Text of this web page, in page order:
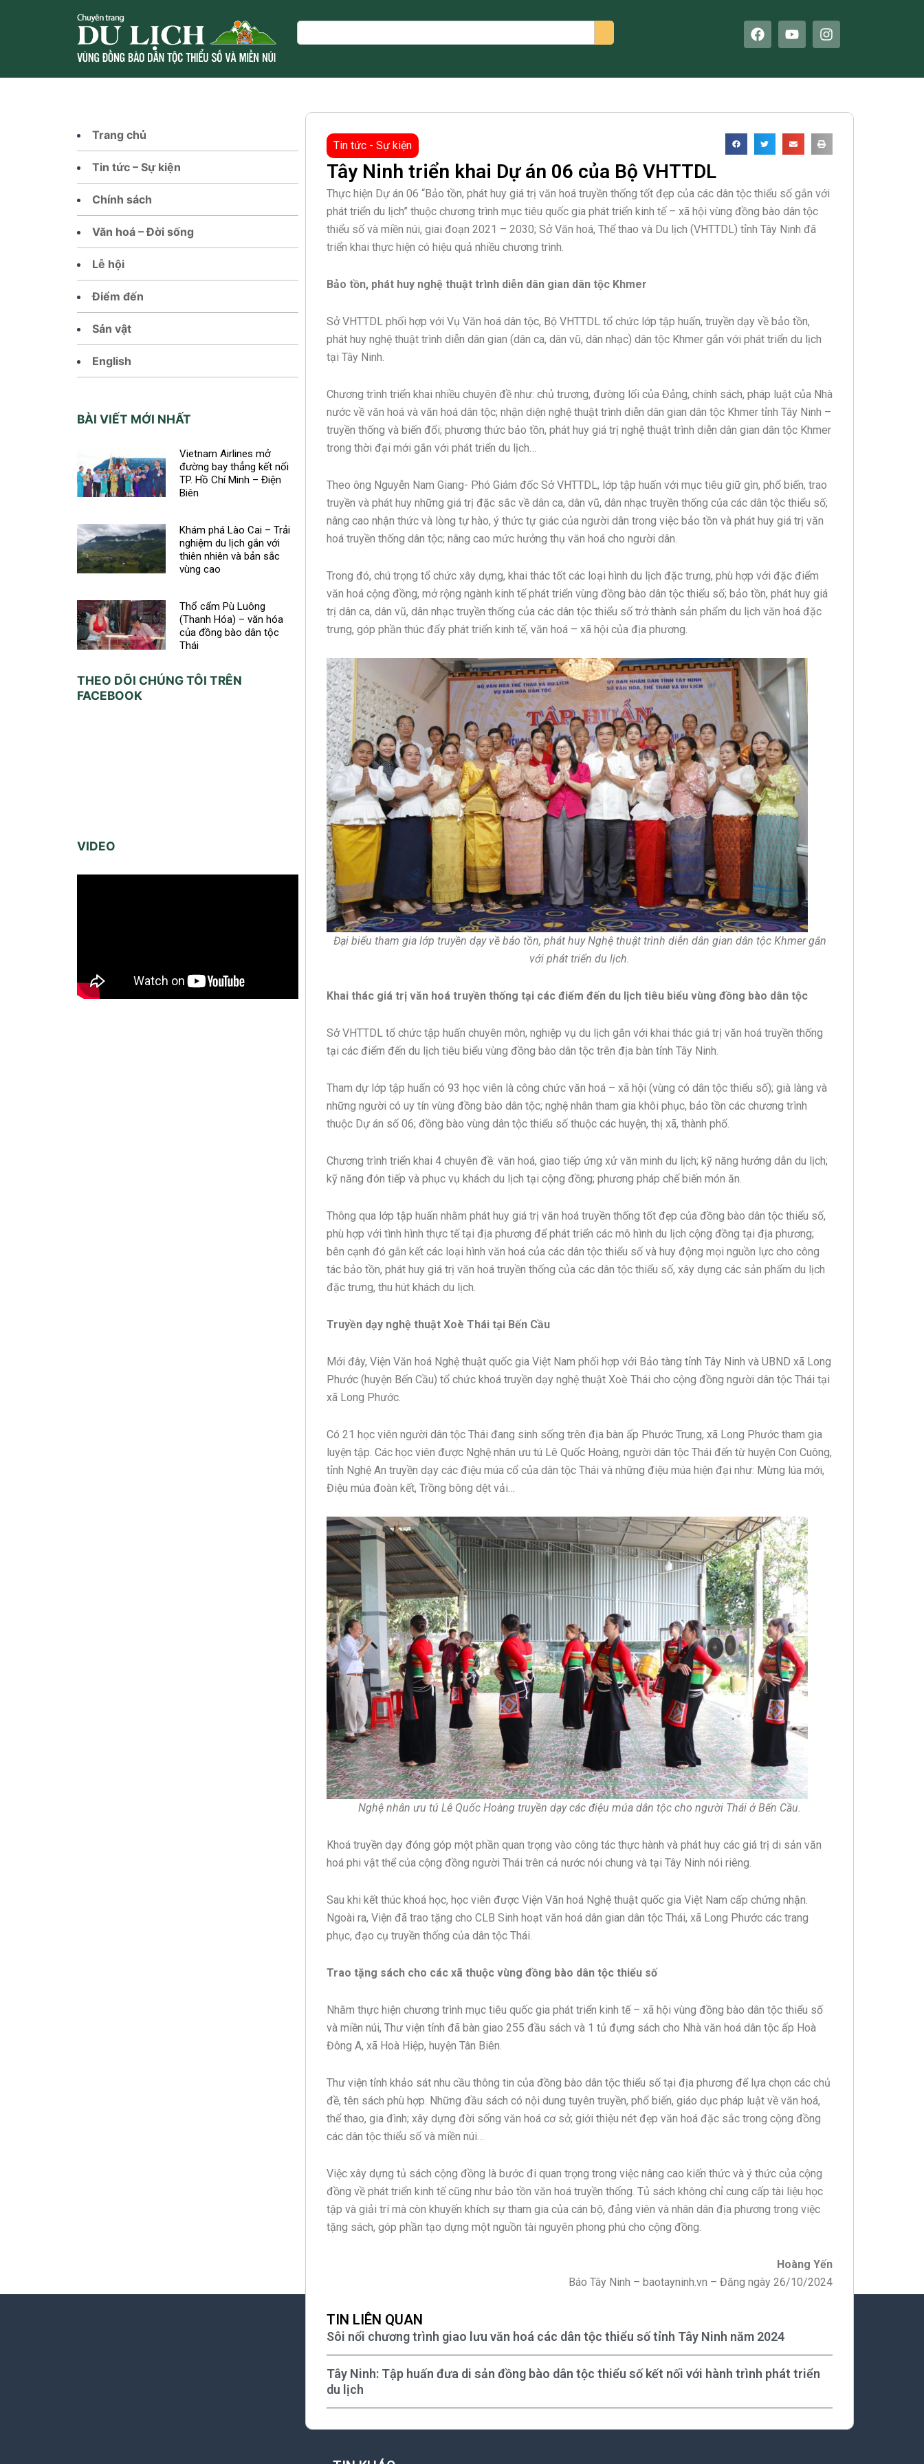
Search
F
a
b
o
Y
o
u
e
I
n
a
r
m
Trang chủ
Tin tức – Sự kiện
Chính sách
Văn hoá – Đời sống
Lễ hội
Điểm đến
Sản vật
English
BÀI VIẾT MỚI NHẤT
Vietnam Airlines mở
đường bay thẳng kết nối
TP. Hồ Chí Minh – Điện
Biên
Khám phá Lào Cai – Trải
nghiệm du lịch gắn với
thiên nhiên và bản sắc
vùng cao
Thổ cẩm Pù Luông
(Thanh Hóa) – văn hóa
của đồng bào dân tộc
Thái
THEO DÕI CHÚNG TÔI TRÊN
FACEBOOK
VIDEO
Tin tức - Sự kiện
Tây Ninh triển khai Dự án 06 của Bộ VHTTDL
Thực hiện Dự án 06 “Bảo tồn, phát huy giá trị văn hoá truyền thống tốt đẹp của các dân tộc thiểu số gắn với
phát triển du lịch” thuộc chương trình mục tiêu quốc gia phát triển kinh tế – xã hội vùng đồng bào dân tộc
thiểu số và miền núi, giai đoạn 2021 – 2030; Sở Văn hoá, Thể thao và Du lịch (VHTTDL) tỉnh Tây Ninh đã
triển khai thực hiện có hiệu quả nhiều chương trình.
Bảo tồn, phát huy nghệ thuật trình diễn dân gian dân tộc Khmer
Sở VHTTDL phối hợp với Vụ Văn hoá dân tộc, Bộ VHTTDL tổ chức lớp tập huấn, truyền dạy về bảo tồn,
phát huy nghệ thuật trình diễn dân gian (dân ca, dân vũ, dân nhạc) dân tộc Khmer gắn với phát triển du lịch
tại Tây Ninh.
Chương trình triển khai nhiều chuyên đề như: chủ trương, đường lối của Đảng, chính sách, pháp luật của Nhà
nước về văn hoá và văn hoá dân tộc; nhận diện nghệ thuật trình diễn dân gian dân tộc Khmer tỉnh Tây Ninh –
truyền thống và biến đổi; phương thức bảo tồn, phát huy giá trị nghệ thuật trình diễn dân gian dân tộc Khmer
trong thời đại mới gắn với phát triển du lịch…
Theo ông Nguyễn Nam Giang- Phó Giám đốc Sở VHTTDL, lớp tập huấn với mục tiêu giữ gìn, phổ biến, trao
truyền và phát huy những giá trị đặc sắc về dân ca, dân vũ, dân nhạc truyền thống của các dân tộc thiểu số;
nâng cao nhận thức và lòng tự hào, ý thức tự giác của người dân trong việc bảo tồn và phát huy giá trị văn
hoá truyền thống dân tộc; nâng cao mức hưởng thụ văn hoá cho người dân.
Trong đó, chú trọng tổ chức xây dựng, khai thác tốt các loại hình du lịch đặc trưng, phù hợp với đặc điểm
văn hoá cộng đồng, mở rộng ngành kinh tế phát triển vùng đồng bào dân tộc thiểu số; bảo tồn, phát huy giá
trị dân ca, dân vũ, dân nhạc truyền thống của các dân tộc thiểu số trở thành sản phẩm du lịch văn hoá đặc
trưng, góp phần thúc đẩy phát triển kinh tế, văn hoá – xã hội của địa phương.
Đại biểu tham gia lớp truyền dạy về bảo tồn, phát huy Nghệ thuật trình diễn dân gian dân tộc Khmer gắn
với phát triển du lịch.
Khai thác giá trị văn hoá truyền thống tại các điểm đến du lịch tiêu biểu vùng đồng bào dân tộc
Sở VHTTDL tổ chức tập huấn chuyên môn, nghiệp vụ du lịch gắn với khai thác giá trị văn hoá truyền thống
tại các điểm đến du lịch tiêu biểu vùng đồng bào dân tộc trên địa bàn tỉnh Tây Ninh.
Tham dự lớp tập huấn có 93 học viên là công chức văn hoá – xã hội (vùng có dân tộc thiểu số); già làng và
những người có uy tín vùng đồng bào dân tộc; nghệ nhân tham gia khôi phục, bảo tồn các chương trình
thuộc Dự án số 06; đồng bào vùng dân tộc thiểu số thuộc các huyện, thị xã, thành phố.
Chương trình triển khai 4 chuyên đề: văn hoá, giao tiếp ứng xử văn minh du lịch; kỹ năng hướng dẫn du lịch;
kỹ năng đón tiếp và phục vụ khách du lịch tại cộng đồng; phương pháp chế biến món ăn.
Thông qua lớp tập huấn nhằm phát huy giá trị văn hoá truyền thống tốt đẹp của đồng bào dân tộc thiểu số,
phù hợp với tình hình thực tế tại địa phương để phát triển các mô hình du lịch cộng đồng tại địa phương;
bên cạnh đó gắn kết các loại hình văn hoá của các dân tộc thiểu số và huy động mọi nguồn lực cho công
tác bảo tồn, phát huy giá trị văn hoá truyền thống của các dân tộc thiểu số, xây dựng các sản phẩm du lịch
đặc trưng, thu hút khách du lịch.
Truyền dạy nghệ thuật Xoè Thái tại Bến Cầu
Mới đây, Viện Văn hoá Nghệ thuật quốc gia Việt Nam phối hợp với Bảo tàng tỉnh Tây Ninh và UBND xã Long
Phước (huyện Bến Cầu) tổ chức khoá truyền dạy nghệ thuật Xoè Thái cho cộng đồng người dân tộc Thái tại
xã Long Phước.
Có 21 học viên người dân tộc Thái đang sinh sống trên địa bàn ấp Phước Trung, xã Long Phước tham gia
luyện tập. Các học viên được Nghệ nhân ưu tú Lê Quốc Hoàng, người dân tộc Thái đến từ huyện Con Cuông,
tỉnh Nghệ An truyền dạy các điệu múa cổ của dân tộc Thái và những điệu múa hiện đại như: Mừng lúa mới,
Điệu múa đoàn kết, Trồng bông dệt vải…
Nghệ nhân ưu tú Lê Quốc Hoàng truyền dạy các điệu múa dân tộc cho người Thái ở Bến Cầu.
Khoá truyền dạy đóng góp một phần quan trọng vào công tác thực hành và phát huy các giá trị di sản văn
hoá phi vật thể của cộng đồng người Thái trên cả nước nói chung và tại Tây Ninh nói riêng.
Sau khi kết thúc khoá học, học viên được Viện Văn hoá Nghệ thuật quốc gia Việt Nam cấp chứng nhận.
Ngoài ra, Viện đã trao tặng cho CLB Sinh hoạt văn hoá dân gian dân tộc Thái, xã Long Phước các trang
phục, đạo cụ truyền thống của dân tộc Thái.
Trao tặng sách cho các xã thuộc vùng đồng bào dân tộc thiểu số
Nhằm thực hiện chương trình mục tiêu quốc gia phát triển kinh tế – xã hội vùng đồng bào dân tộc thiểu số
và miền núi, Thư viện tỉnh đã bàn giao 255 đầu sách và 1 tủ đựng sách cho Nhà văn hoá dân tộc ấp Hoà
Đông A, xã Hoà Hiệp, huyện Tân Biên.
Thư viện tỉnh khảo sát nhu cầu thông tin của đồng bào dân tộc thiểu số tại địa phương để lựa chọn các chủ
đề, tên sách phù hợp. Những đầu sách có nội dung tuyên truyền, phổ biến, giáo dục pháp luật về văn hoá,
thể thao, gia đình; xây dựng đời sống văn hoá cơ sở; giới thiệu nét đẹp văn hoá đặc sắc trong cộng đồng
các dân tộc thiểu số và miền núi…
Việc xây dựng tủ sách cộng đồng là bước đi quan trọng trong việc nâng cao kiến thức và ý thức của cộng
đồng về phát triển kinh tế cũng như bảo tồn văn hoá truyền thống. Tủ sách không chỉ cung cấp tài liệu học
tập và giải trí mà còn khuyến khích sự tham gia của cán bộ, đảng viên và nhân dân địa phương trong việc
tặng sách, góp phần tạo dựng một nguồn tài nguyên phong phú cho cộng đồng.
Hoàng Yến
Báo Tây Ninh – baotayninh.vn – Đăng ngày 26/10/2024
TIN LIÊN QUAN
Sôi nổi chương trình giao lưu văn hoá các dân tộc thiểu số tỉnh Tây Ninh năm 2024
Tây Ninh: Tập huấn đưa di sản đồng bào dân tộc thiểu số kết nối với hành trình phát triển
du lịch